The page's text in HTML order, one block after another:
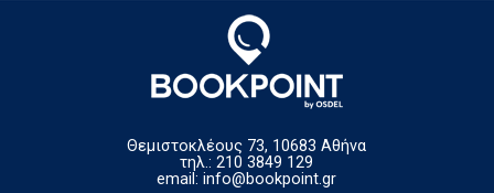
Θεμιστοκλέους 73, 10683 Αθήνα
τηλ.: 210 3849 129
email:info@bookpoint.gr